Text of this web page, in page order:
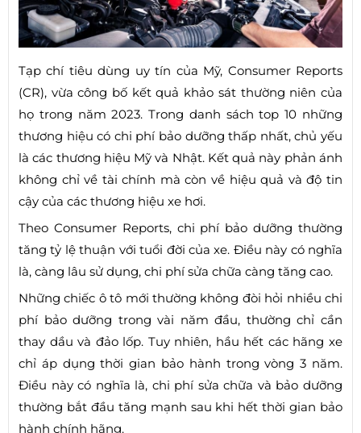
Tạp chí tiêu dùng uy tín của Mỹ, Consumer Reports
(CR), vừa công bố kết quả khảo sát thường niên của
họ trong năm 2023. Trong danh sách top 10 những
thương hiệu có chi phí bảo dưỡng thấp nhất, chủ yếu
là các thương hiệu Mỹ và Nhật. Kết quả này phản ánh
không chỉ về tài chính mà còn về hiệu quả và độ tin
cậy của các thương hiệu xe hơi.
Theo Consumer Reports, chi phí bảo dưỡng thường
tăng tỷ lệ thuận với tuổi đời của xe. Điều này có nghĩa
là, càng lâu sử dụng, chi phí sửa chữa càng tăng cao.
Những chiếc ô tô mới thường không đòi hỏi nhiều chi
phí bảo dưỡng trong vài năm đầu, thường chỉ cần
thay dầu và đảo lốp. Tuy nhiên, hầu hết các hãng xe
chỉ áp dụng thời gian bảo hành trong vòng 3 năm.
Điều này có nghĩa là, chi phí sửa chữa và bảo dưỡng
thường bắt đầu tăng mạnh sau khi hết thời gian bảo
hành chính hãng.